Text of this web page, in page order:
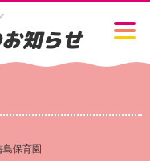
知らせ
島保育園